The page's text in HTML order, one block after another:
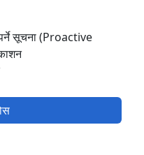
सूचना (Proactive